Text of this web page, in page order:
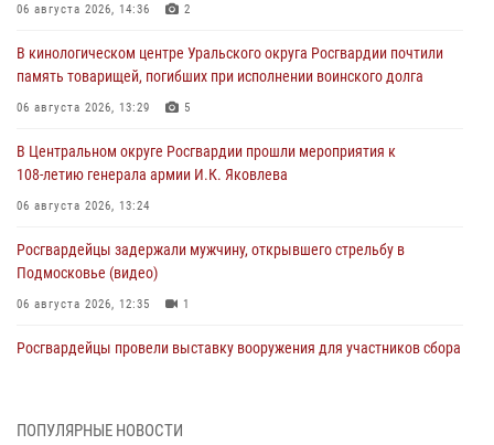
06 августа 2026, 14:36 2
В кинологическом центре Уральского округа Росгвардии почтили
память товарищей, погибших при исполнении воинского долга
06 августа 2026, 13:29 5
В Центральном округе Росгвардии прошли мероприятия к
108‑летию генерала армии И.К. Яковлева
06 августа 2026, 13:24
Росгвардейцы задержали мужчину, открывшего стрельбу в
Подмосковье (видео)
06 августа 2026, 12:35 1
Росгвардейцы провели выставку вооружения для участников сбора
ПОПУЛЯРНЫЕ НОВОСТИ